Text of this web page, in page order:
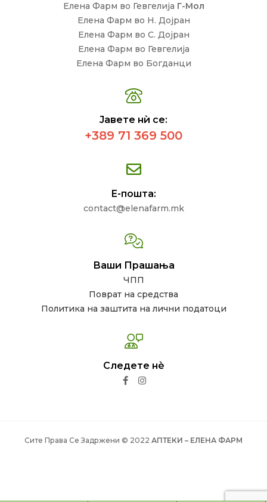
Елена Фарм во Гевгелија Г-Мол
Елена Фарм во Н. Дојран
Елена Фарм во С. Дојран
Елена Фарм во Гевгелија
Елена Фарм во Богданци
Јавете нѝ се:
+389 71 369 500
Е-пошта:
contact@elenafarm.mk
Ваши Прашања
ЧПП
Поврат на средства
Политика на заштита на лични податоци
Следете нѐ
Сите Права Се Задржени © 2022 АПТЕКИ – ЕЛЕНА ФАРМ